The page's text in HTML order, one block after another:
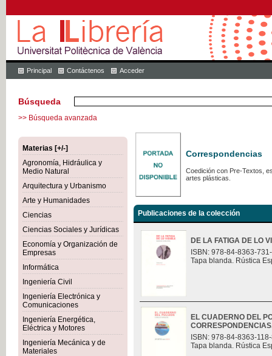
Principal Contáctenos Acceder
Búsqueda
>> Búsqueda avanzada
Materias [+/-]
Agronomía, Hidráulica y
Medio Natural
Arquitectura y Urbanismo
Arte y Humanidades
Ciencias
Ciencias Sociales y Jurídicas
Economía y Organización de
Empresas
Informática
Ingeniería Civil
Ingeniería Electrónica y
Comunicaciones
Ingeniería Energética,
Eléctrica y Motores
Ingeniería Mecánica y de
Materiales
Correspondencias
Coedición con Pre-Textos,
artes plásticas.
Publicaciones de la colección
DE LA FATIGA DE LO
ISBN: 978-84-8363-
Tapa blanda. Rústica
EL CUADERNO DEL
ISBN: 978-84-8363-
Tapa blanda. Rústica